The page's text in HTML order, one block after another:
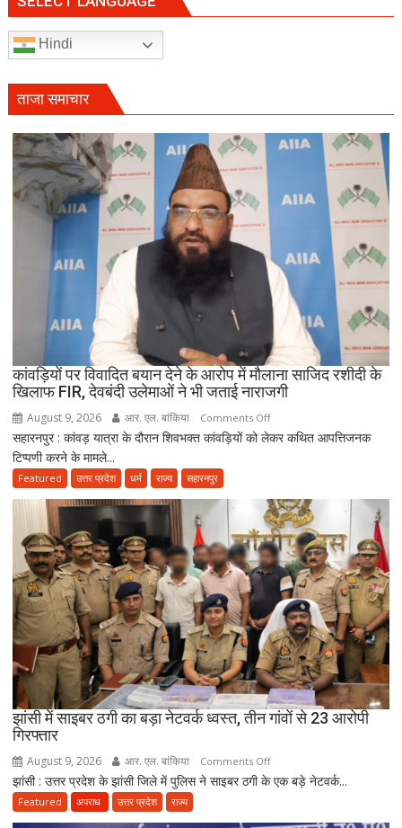
RSS
बोलीं-
‘राजनीति
Hindi
ताजा समाचार
कांवड़ियों पर विवादित बयान देने के आरोप में मौलाना साजिद रशीदी के
खिलाफ FIR, देवबंदी उलेमाओं ने भी जताई नाराजगी
August 9, 2026 आर. एल. बांकिया Comments Offon
कांवड़ियों
देने
के
आरोप
में
मौलाना
साजिद
रशीदी
के
खिलाफ
FIR,
देवबंदी
जताई
सहारनपुर : कांवड़ यात्रा के दौरान शिवभक्त कांवड़ियों को लेकर कथित आपत्तिजनक
टिप्पणी करने के मामले...
Featured उत्तर प्रदेश धर्म राज्य सहारनपुर
झांसी में साइबर ठगी का बड़ा नेटवर्क ध्वस्त, तीन गांवों से 23 आरोपी
गिरफ्तार
August 9, 2026 आर. एल. बांकिया Comments Offon
झांसी
साइबर
झांसी : उत्तर प्रदेश के झांसी जिले में पुलिस ने साइबर ठगी के एक बड़े नेटवर्क...
Featured अपराध उत्तर प्रदेश राज्य